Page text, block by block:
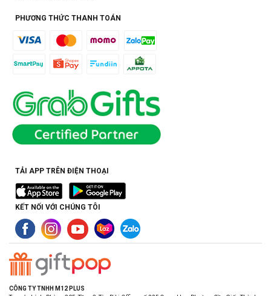
PHƯƠNG THỨC THANH TOÁN
TẢI APP TRÊN ĐIỆN THOẠI
KẾT NỐI VỚI CHÚNG TÔI
CÔNG TY TNHH M12 PLUS